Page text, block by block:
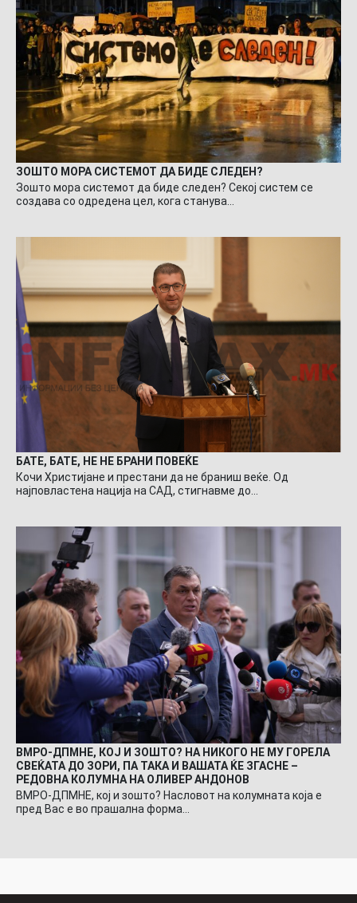
ЗОШТО МОРА СИСТЕМОТ ДА БИДЕ СЛЕДЕН?
Зошто мора системот да биде следен? Секој систем се
создава со одредена цел, кога станува…
БАТЕ, БАТЕ, НЕ НЕ БРАНИ ПОВЕЌЕ
Кочи Христијане и престани да не браниш веќе. Од
најповластена нација на САД, стигнавме до…
ВМРО-ДПМНЕ, КОЈ И ЗОШТО? НА НИКОГО НЕ МУ ГОРЕЛА
СВЕЌАТА ДО ЗОРИ, ПА ТАКА И ВАШАТА ЌЕ ЗГАСНЕ –
РЕДОВНА КОЛУМНА НА ОЛИВЕР АНДОНОВ
ВМРО-ДПМНЕ, кој и зошто? Насловот на колумната која е
пред Вас е во прашална форма…